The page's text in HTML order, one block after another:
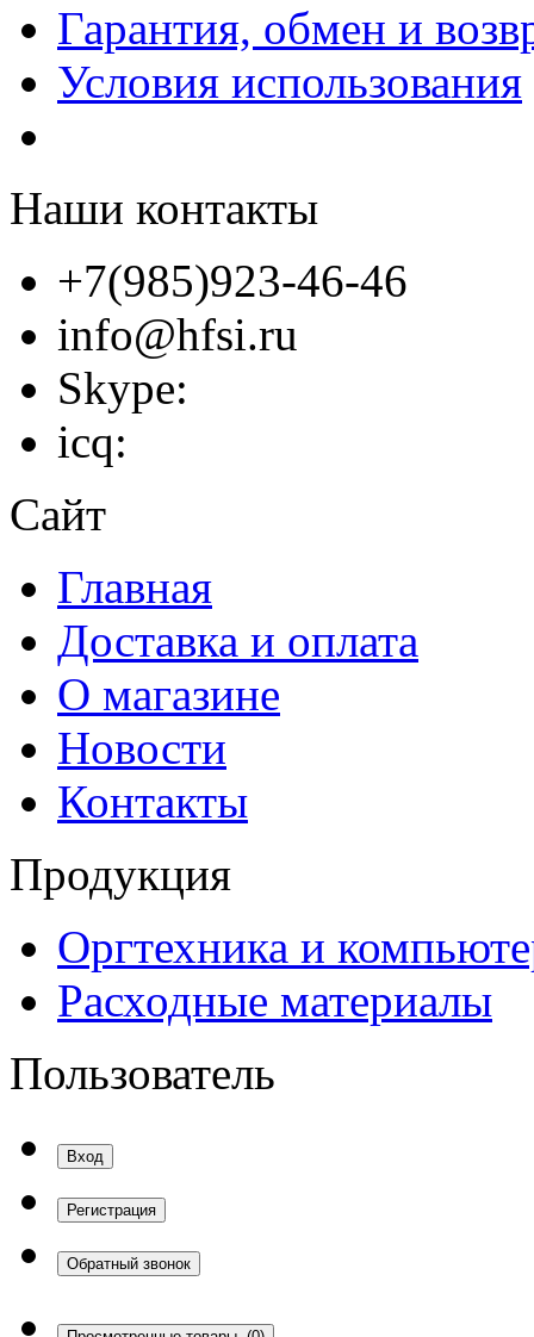
Гарантия, обмен и
Условия использования
Наши контакты
+7(985)923-46-46
info@hfsi.ru
Skype:
icq:
Сайт
Главная
Доставка и оплата
О магазине
Новости
Контакты
Продукция
Оргтехника и
Расходные материалы
Пользователь
Вход
Регистрация
Обратный звонок